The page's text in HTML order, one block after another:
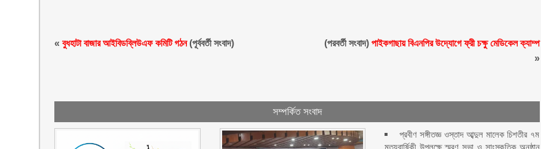
«বুধহাটা বাজার আইবিডব্লিউএফ কমিটি গঠন(পূর্ববর্তী সংবাদ) (পরবর্তী সংবাদ)পাইকগাছায় বিএনপির উদ্যোগে ফ্রী চক্ষু মেডিকেল ক্যাম্প
»
সম্পর্কিত সংবাদ
প্রবীণ সঙ্গীতজ্ঞ ওস্তাদ আব্দুল মালেক চিশতীর ৭ম
মৃত্যুবার্ষিকী উপলক্ষে স্মরণ সভা ও সাংস্কৃতিক অনুষ্ঠান